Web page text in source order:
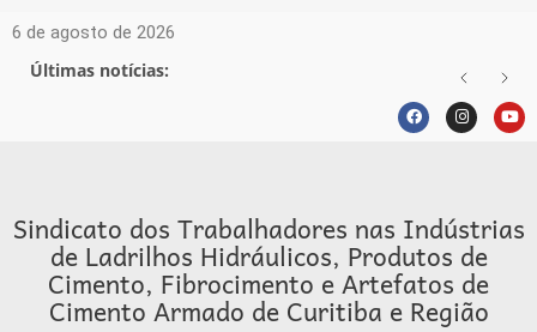
6 de agosto de 2026
Últimas notícias:
Sindicato dos Trabalhadores nas Indústrias
de Ladrilhos Hidráulicos, Produtos de
Cimento, Fibrocimento e Artefatos de
Cimento Armado de Curitiba e Região